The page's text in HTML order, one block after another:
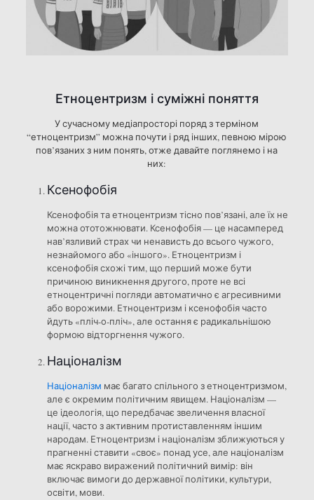
Етноцентризм і суміжні поняття
У сучасному медіапросторі поряд з терміном
“етноцентризм” можна почути і ряд інших, певною мірою
пов’язаних з ним понять, отже давайте поглянемо і на
них:
Ксенофобія
Ксенофобія та етноцентризм тісно пов’язані, але їх не
можна ототожнювати. Ксенофобія — це насамперед
нав’язливий страх чи ненависть до всього чужого,
незнайомого або «іншого». Етноцентризм і
ксенофобія схожі тим, що перший може бути
причиною виникнення другого, проте не всі
етноцентричні погляди автоматично є агресивними
або ворожими. Етноцентризм і ксенофобія часто
йдуть «пліч-о-пліч», але остання є радикальнішою
формою відторгнення чужого.
Націоналізм
Націоналізм має багато спільного з етноцентризмом,
але є окремим політичним явищем. Націоналізм —
це ідеологія, що передбачає звеличення власної
нації, часто з активним протиставленням іншим
народам. Етноцентризм і націоналізм зближуються у
прагненні ставити «своє» понад усе, але націоналізм
має яскраво виражений політичний вимір: він
включає вимоги до державної політики, культури,
освіти, мови.